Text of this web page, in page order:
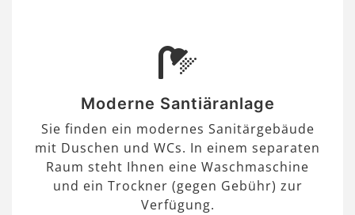
Moderne Santiäranlage
Sie finden ein modernes Sanitärgebäude
mit Duschen und WCs. In einem separaten
Raum steht Ihnen eine Waschmaschine
und ein Trockner (gegen Gebühr) zur
Verfügung.